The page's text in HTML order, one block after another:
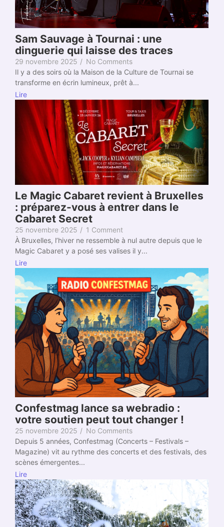
Sam Sauvage à Tournai : une
dinguerie qui laisse des traces
29 novembre 2025 / No Comments
Il y a des soirs où la Maison de la Culture de Tournai se
transforme en écrin lumineux, prêt à...
Lire
Le Magic Cabaret revient à Bruxelles
: préparez-vous à entrer dans le
Cabaret Secret
25 novembre 2025 / 1 Comment
À Bruxelles, l’hiver ne ressemble à nul autre depuis que le
Magic Cabaret y a posé ses valises il y...
Lire
Confestmag lance sa webradio :
votre soutien peut tout changer !
25 novembre 2025 / No Comments
Depuis 5 années, Confestmag (Concerts – Festivals –
Magazine) vit au rythme des concerts et des festivals, des
scènes émergentes...
Lire